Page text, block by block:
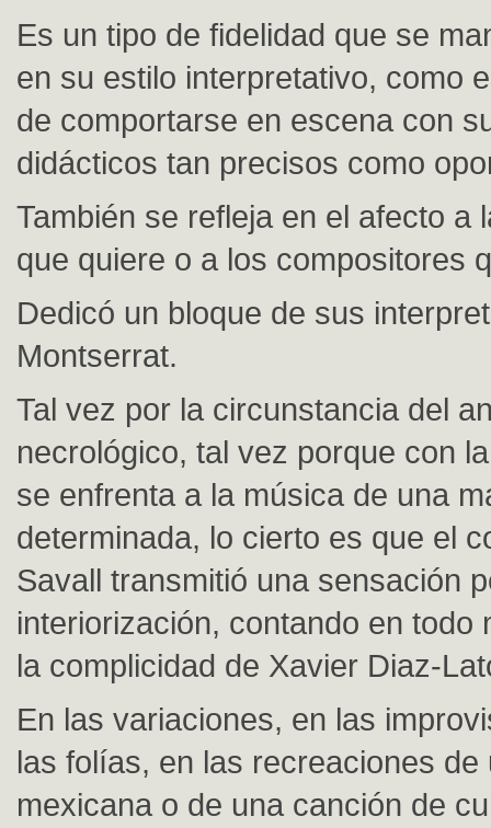
Es un tipo de fidelidad que se
en su estilo interpretativo, como
de comportarse en escena con
didácticos tan precisos como
También se refleja en el afecto a
que quiere o a los compositores
Dedicó un bloque de sus
Montserrat.
Tal vez por la circunstancia del
necrológico, tal vez porque con
se enfrenta a la música de una
determinada, lo cierto es que el
Savall transmitió una sensación
interiorización, contando en todo
la complicidad de Xavier Diaz-
En las variaciones, en las
las folías, en las recreaciones de
mexicana o de una canción de